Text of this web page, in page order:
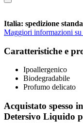
Italia: spedizione
Maggiori informazioni su
Caratteristiche e
Ipoallergenico
Biodegradabile
Profumo delicato
Acquistato spesso
Detersivo Liquido